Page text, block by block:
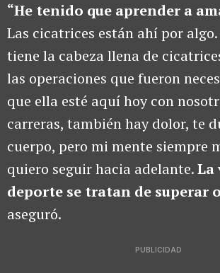
“He tenido que aprender a
Las cicatrices están ahí por
tiene la cabeza llena de
las operaciones que fueron
que ella esté aquí hoy con
carreras, también hay dolor, te
cuerpo, pero mi mente siempre
quiero seguir hacia adelante.La
deporte se tratan de superar
aseguró.
PUBLICIDAD